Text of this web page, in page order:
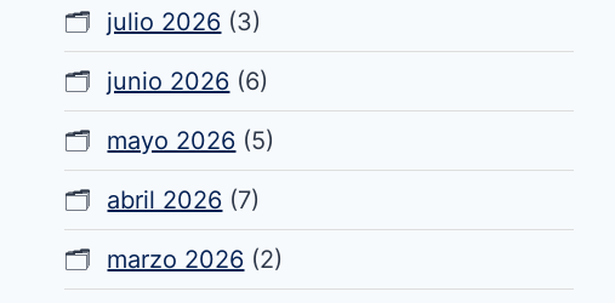
julio 2026 (3)
junio 2026 (6)
mayo 2026 (5)
abril 2026 (7)
marzo 2026 (2)